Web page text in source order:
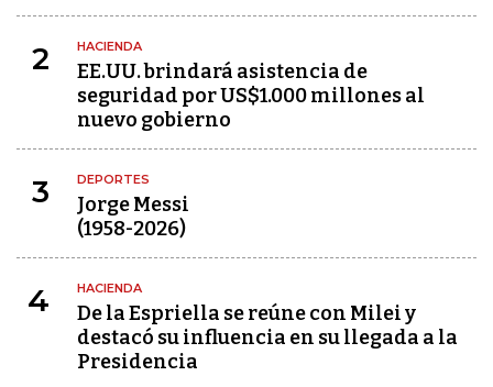
2 HACIENDA
EE.UU. brindará asistencia de
seguridad por US$1.000 millones al
nuevo gobierno
3 DEPORTES
Jorge Messi
(1958-2026)
4 HACIENDA
De la Espriella se reúne con Milei y
destacó su influencia en su llegada a la
Presidencia